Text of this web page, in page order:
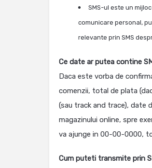
SMS-ul este un
comunicare personal,
relevante prin SMS
Ce date ar putea contine
Daca este vorba de
comenzii, total de plata
(sau track and trace), date
magazinului online, spre
va ajunge in 00-00-0000,
Cum puteti transmite prin